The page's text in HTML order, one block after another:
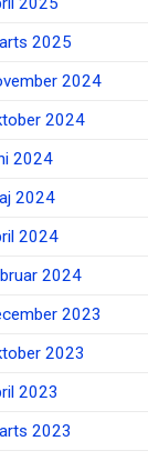
2025
2024
2024
2024
2024
2024
2024
2023
2023
2023
2023